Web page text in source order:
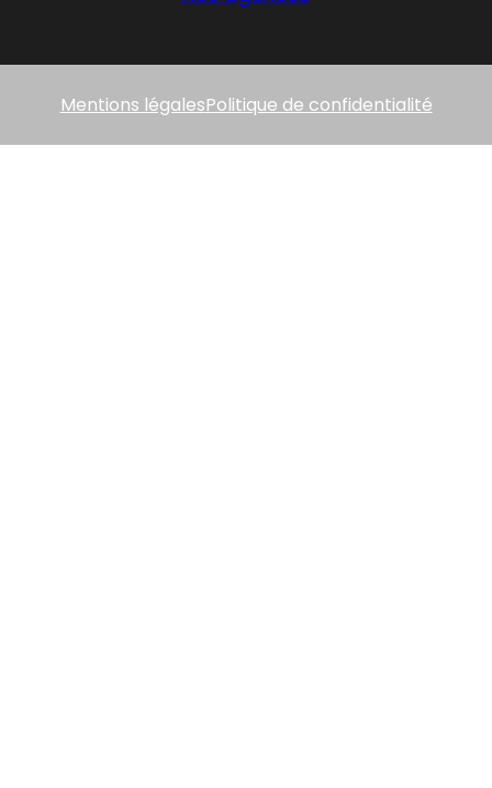
Mentions légalesPolitique de confidentialité